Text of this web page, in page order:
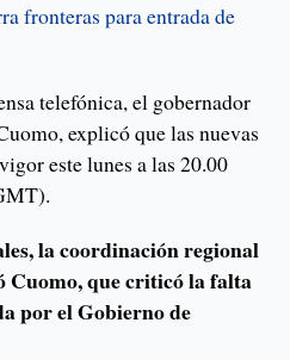
fronteras para entrada de
telefónica, el gobernador
explicó que las nuevas
este lunes a las 20.00
la coordinación regional
Cuomo, que criticó la falta
por el Gobierno de